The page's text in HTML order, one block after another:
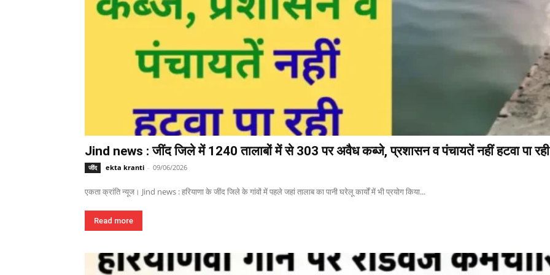
Jind news : जींद जिले में 1240 तालाबों में से 303 पर अवैध कब्जे, प्रशासन व पंचायतें नहीं हटवा पा रही
जींद ekta kranti - 09/06/2026
एकता क्रांति न्यूज। Jind news : हरियाणा के जींद जिले के गांवों में पहले जहां तालाब का पानी घरेलू कार्यों में भी प्रयोग किया...
Read more